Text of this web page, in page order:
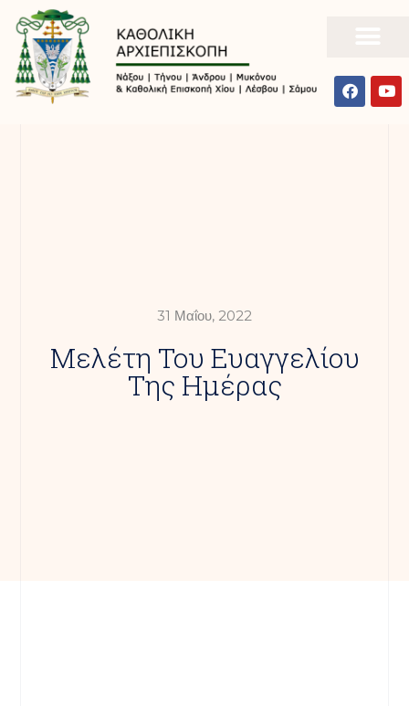
31 Μαΐου, 2022
Mελέτη Του Ευαγγελίου
Της Ημέρας